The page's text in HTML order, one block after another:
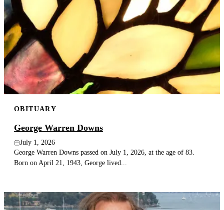
By region
By city
Funeral homes
Eternea
Blog
Search
OBITUARY
George Warren Downs
July 1, 2026
George Warren Downs passed on July 1, 2026, at the age of 83.
Born on April 21, 1943, George lived...